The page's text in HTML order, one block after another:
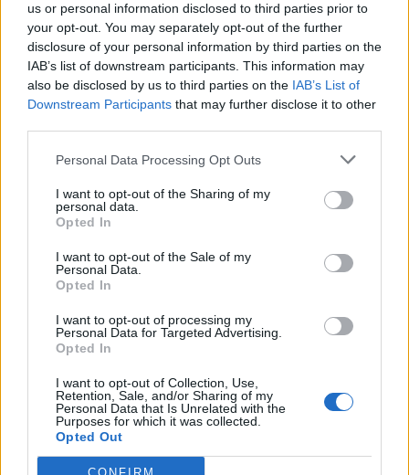
us or personal information disclosed to third parties prior to
your opt-out. You may separately opt-out of the further
disclosure of your personal information by third parties on the
IAB’s list of downstream participants. This information may
also be disclosed by us to third parties on the IAB’s List of
Downstream Participants that may further disclose it to other
Personal Data Processing Opt Outs
I want to opt-out of the Sharing of my
personal data.
Opted In
I want to opt-out of the Sale of my
Personal Data.
Opted In
I want to opt-out of processing my
Personal Data for Targeted Advertising.
Opted In
I want to opt-out of Collection, Use,
Retention, Sale, and/or Sharing of my
Personal Data that Is Unrelated with the
Purposes for which it was collected.
Opted Out
CONFIRM
Liebe(r) Forum-Leser/in,
wenn Du in diesem Forum aktiv an den
Gesprächen teilnehmen oder eigene Themen
starten möchtest, musst Du Dich bitte zunächst
im Spiel einloggen. Falls Du noch keinen
Wir freuen uns auf Deinen nächsten Besuch in
unserem Forum!
„Zum Spiel“
Thema:
Lebende Forenlegende, weiblich
Beiträge: 11.624
Bela486
Lebende Forenlegende, weiblich, <
Beiträge:
Morchen1
Fortgeschrittener
Beiträge: 140 Zustimmungen: 2.024 Punkte für Erfolge:
Sweet_Bubble